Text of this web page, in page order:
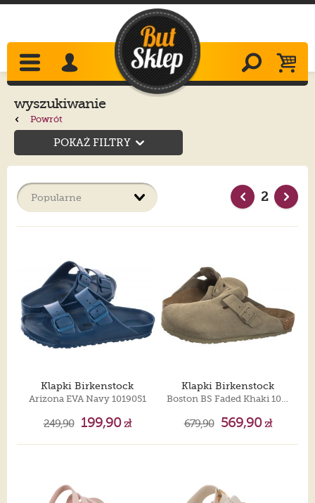
wyszukiwanie
Powrót
POKAŻ FILTRY
2
Klapki Birkenstock
Arizona EVA Navy 1019051
249,90 199,90zł
Klapki Birkenstock
Boston BS Faded Khaki 1025788
679,90 569,90zł